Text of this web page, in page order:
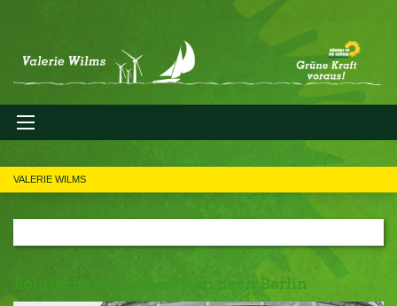
VALERIE WILMS
Politische Bildungsreisen nach Berlin